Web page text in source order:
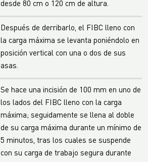
desde 80 cm o 120 cm de altura.
Después de derribarlo, el FIBC lleno con
la carga máxima se levanta poniéndolo en
posición vertical con una o dos de sus
asas.
Se hace una incisión de 100 mm en uno de
los lados del FIBC lleno con la carga
máxima; seguidamente se llena al doble
de su carga máxima durante un mínimo de
5 minutos, tras los cuales se suspende
con su carga de trabajo segura durante